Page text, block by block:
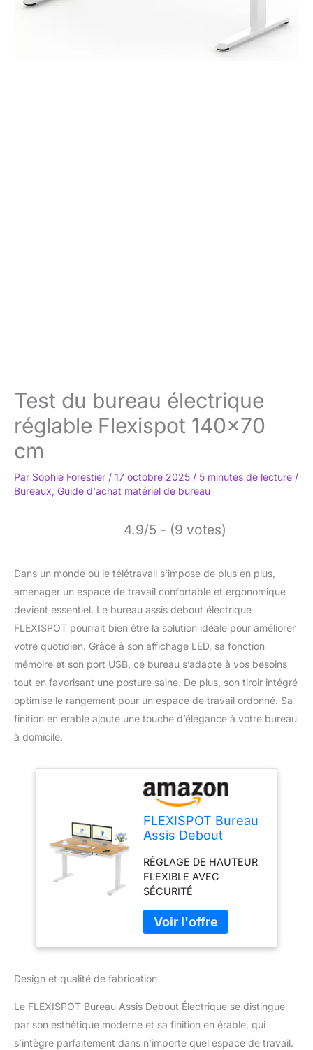
Test du bureau électrique
réglable Flexispot 140×70
cm
Par Sophie Forestier / 17 octobre 2025 / 5 minutes de lecture /
Bureaux, Guide d'achat matériel de bureau
4.9/5 - (9 votes)
Dans un monde où le télétravail s’impose de plus en plus,
aménager un espace de travail confortable et ergonomique
devient essentiel. Le bureau assis debout électrique
FLEXISPOT pourrait bien être la solution idéale pour améliorer
votre quotidien. Grâce à son affichage LED, sa fonction
mémoire et son port USB, ce bureau s’adapte à vos besoins
tout en favorisant une posture saine. De plus, son tiroir intégré
optimise le rangement pour un espace de travail ordonné. Sa
finition en érable ajoute une touche d’élégance à votre bureau
à domicile.
FLEXISPOT Bureau
Assis Debout
x70cm avec
Affichage
LED,Fonction
Mémoire et Port
USB,Table
Électrique avec
Tiroir pour Bureau à
RÉGLAGE DE HAUTEUR
FLEXIBLE AVEC
SÉCURITÉ
bureau ergonomique
s'ajuste en douceur
entre 73,5 et 118 cm,
Trouvez facilement la
travailler confortablement
tout en adoptant une
posture saine. Équipé
Design et qualité de fabrication
Le FLEXISPOT Bureau Assis Debout Électrique se distingue
par son esthétique moderne et sa finition en érable, qui
s’intègre parfaitement dans n’importe quel espace de travail.